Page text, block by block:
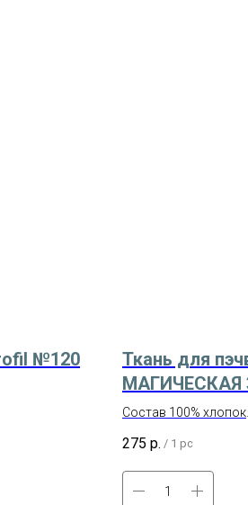
№120
Ткань для
МАГИЧЕСКАЯ
МГЗ-15 синий
Состав 100% хлопок
Отрез размером
275 р. / 1 pc